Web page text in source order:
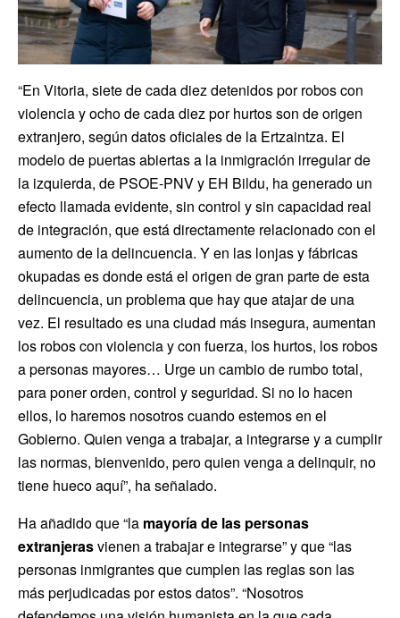
“En Vitoria, siete de cada diez detenidos por robos con
violencia y ocho de cada diez por hurtos son de origen
extranjero, según datos oficiales de la Ertzaintza. El
modelo de puertas abiertas a la inmigración irregular de
la izquierda, de PSOE-PNV y EH Bildu, ha generado un
efecto llamada evidente, sin control y sin capacidad real
de integración, que está directamente relacionado con el
aumento de la delincuencia. Y en las lonjas y fábricas
okupadas es donde está el origen de gran parte de esta
delincuencia, un problema que hay que atajar de una
vez. El resultado es una ciudad más insegura, aumentan
los robos con violencia y con fuerza, los hurtos, los robos
a personas mayores… Urge un cambio de rumbo total,
para poner orden, control y seguridad. Si no lo hacen
ellos, lo haremos nosotros cuando estemos en el
Gobierno. Quien venga a trabajar, a integrarse y a cumplir
las normas, bienvenido, pero quien venga a delinquir, no
tiene hueco aquí”, ha señalado.
Ha añadido que “la mayoría de las personas
extranjerasvienen a trabajar e integrarse” y que “las
personas inmigrantes que cumplen las reglas son las
más perjudicadas por estos datos”. “Nosotros